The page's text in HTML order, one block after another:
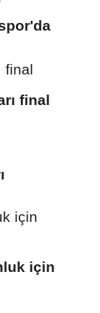
final
için